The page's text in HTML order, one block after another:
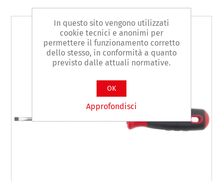
In questo sito vengono utilizzati
cookie tecnici e anonimi per
permettere il funzionamento corretto
dello stesso, in conformità a quanto
previsto dalle attuali normative.
OK
Approfondisci